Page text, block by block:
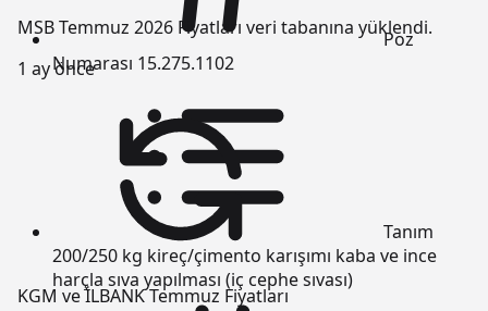
MSB Temmuz 2026 Fiyatları veri tabanına yüklendi.
1 ay önce
KGM ve İLBANK Temmuz Fiyatları
Poz
Numarası 15.275.1102
Tanım
200/250 kg kireç/çimento karışımı kaba ve ince
harçla sıva yapılması (iç cephe sıvası)